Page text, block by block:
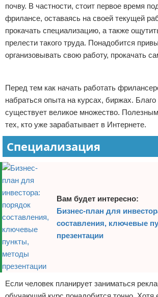
почву. В частности, стоит первое время
фрилансе, оставаясь на своей текущей
прокачать специализацию, а также
прелести такого труда. Понадобится
организовывать свою работу, прокачать
Перед тем как начать работать
набраться опыта на курсах, биржах. Благо
существует великое множество.
тех, кто уже зарабатывает в Интернете.
Специализация
Вам будет интересно:
Бизнес-план для
составления, ключевые
презентации
Если человек планирует заниматься